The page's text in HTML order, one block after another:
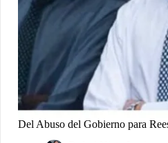
Del Abuso del Gobierno para